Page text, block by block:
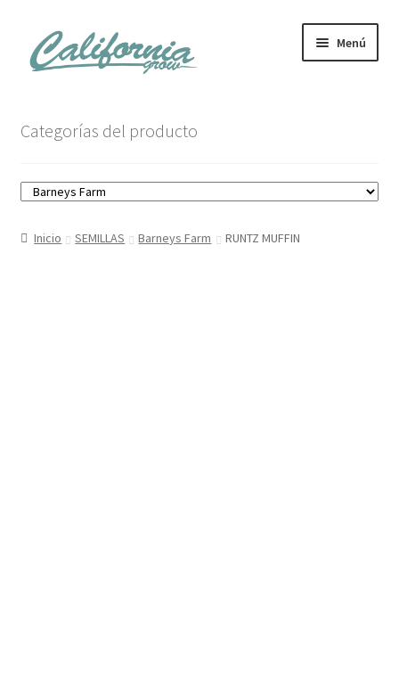
al
contenido
Menú
Carrito
Mi cuenta
Categorías del producto
Inicio SEMILLAS Barneys Farm RUNTZ MUFFIN